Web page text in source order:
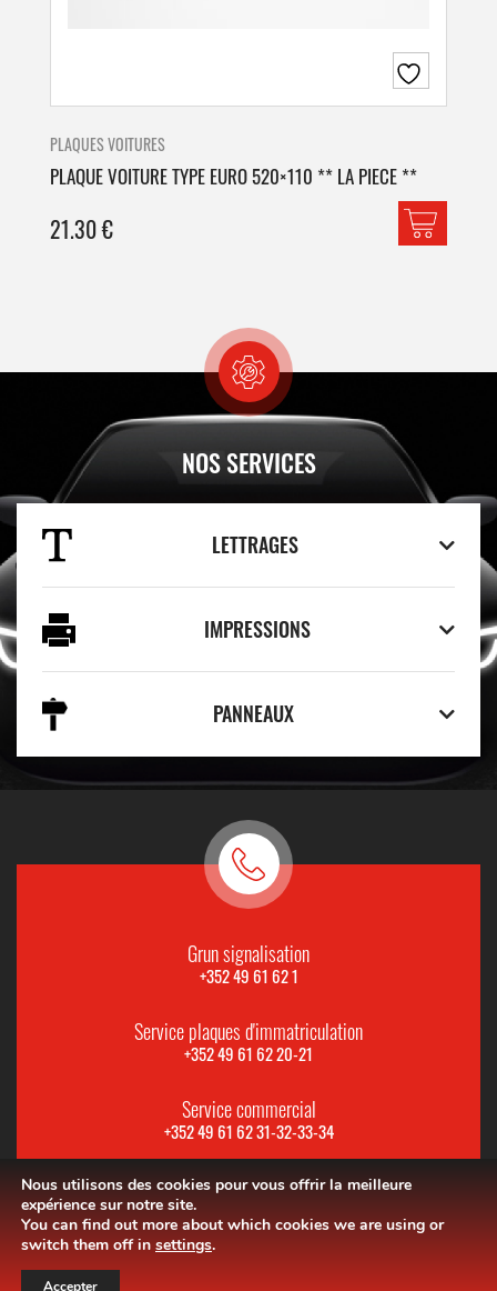
PLAQUES VOITURES
PLAQUE VOITURE TYPE EURO 520×110 ** LA PIECE **
21.30€
NOS SERVICES
LETTRAGES
IMPRESSIONS
PANNEAUX
Grun signalisation
+352 49 61 62 1
Service plaques d'immatriculation
+352 49 61 62 20-21
Service commercial
+352 49 61 62 31-32-33-34
Nous utilisons des cookies pour vous offrir la meilleure
expérience sur notre site.
You can find out more about which cookies we are using or
switch them off in settings.
Accepter